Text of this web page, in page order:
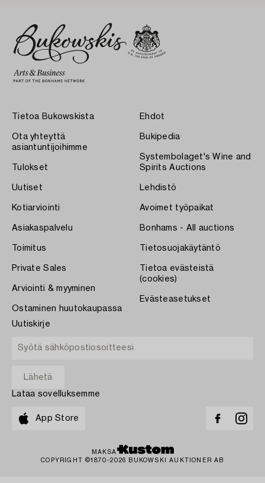
Tietoa Bukowskista
Ota yhteyttä
asiantuntijoihimme
Tulokset
Uutiset
Kotiarviointi
Asiakaspalvelu
Toimitus
Private Sales
Arviointi & myyminen
Ostaminen huutokaupassa
Ehdot
Bukipedia
Systembolaget's Wine and
Spirits Auctions
Lehdistö
Avoimet työpaikat
Bonhams - All auctions
Tietosuojakäytäntö
Tietoa evästeistä
(cookies)
Evästeasetukset
Uutiskirje
Lataa sovelluksemme
App Store
MAKSA
COPYRIGHT ©1870-2026 BUKOWSKI AUKTIONER AB